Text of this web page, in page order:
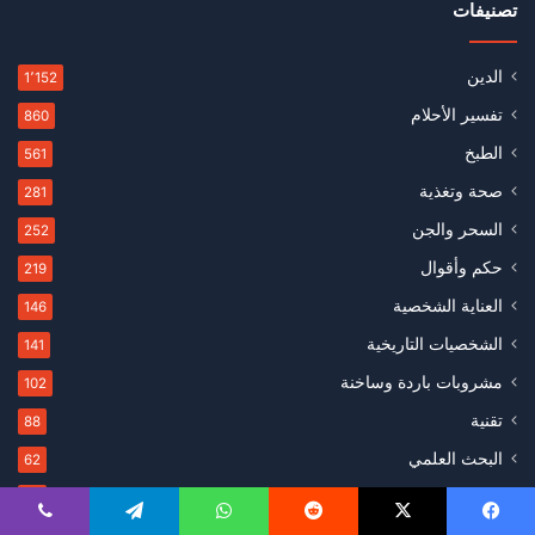
تصنيفات
الدين 1٬152
تفسير الأحلام 860
الطبخ 561
صحة وتغذية 281
السحر والجن 252
حكم وأقوال 219
العناية الشخصية 146
الشخصيات التاريخية 141
مشروبات باردة وساخنة 102
تقنية 88
البحث العلمي 62